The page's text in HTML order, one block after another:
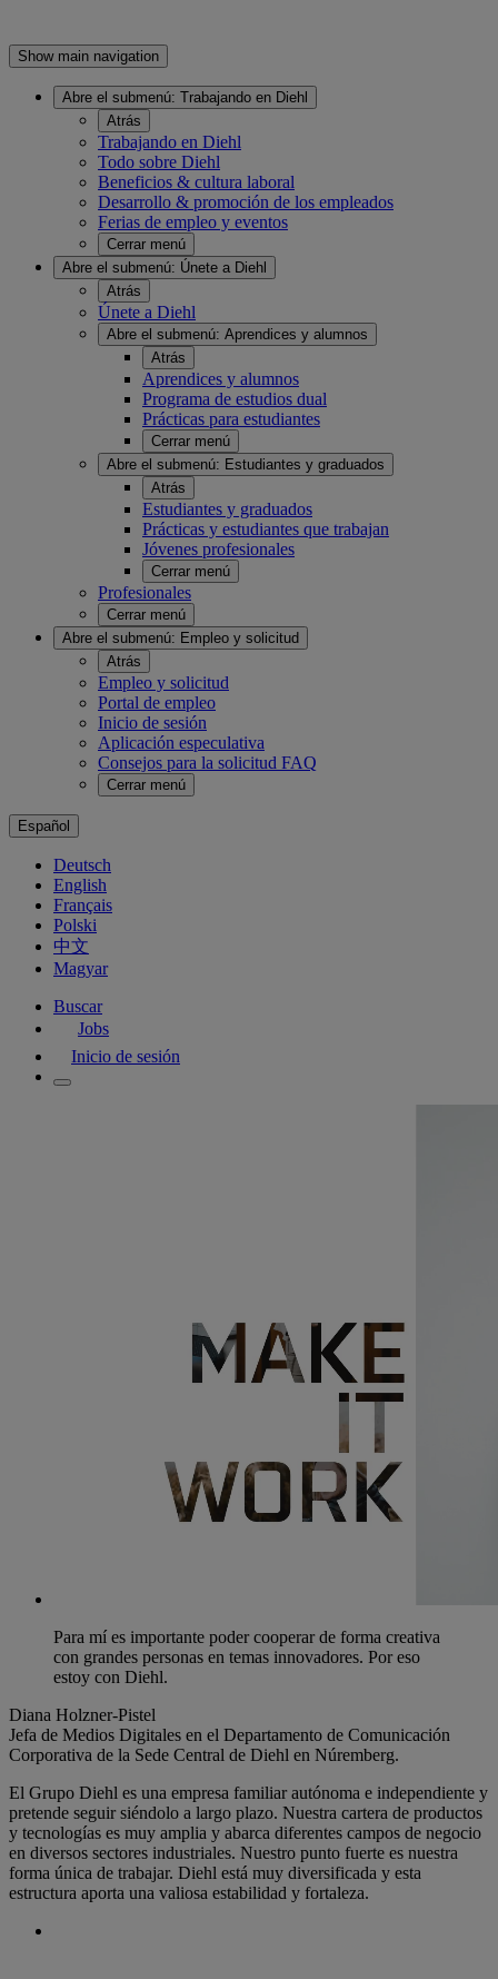
Show main navigation
Abre el submenú: Trabajando en Diehl
Atrás
Trabajando en Diehl
Todo sobre Diehl
Beneficios & cultura laboral
Desarrollo & promoción de los empleados
Ferias de empleo y eventos
Cerrar menú
Abre el submenú: Únete a Diehl
Atrás
Únete a Diehl
Abre el submenú: Aprendices y alumnos
Atrás
Aprendices y alumnos
Programa de estudios dual
Prácticas para estudiantes
Cerrar menú
Abre el submenú: Estudiantes y graduados
Atrás
Estudiantes y graduados
Prácticas y estudiantes que trabajan
Jóvenes profesionales
Cerrar menú
Profesionales
Cerrar menú
Abre el submenú: Empleo y solicitud
Atrás
Empleo y solicitud
Portal de empleo
Inicio de sesión
Aplicación especulativa
Consejos para la solicitud FAQ
Cerrar menú
Español
Deutsch
English
Français
Polski
中文
Magyar
Buscar
Jobs
Inicio de sesión
Para mí es importante poder cooperar de forma creativa
con grandes personas en temas innovadores. Por eso
estoy con Diehl.
Diana Holzner-Pistel
Jefa de Medios Digitales en el Departamento de Comunicación
Corporativa de la Sede Central de Diehl en Núremberg.
El Grupo Diehl es una empresa familiar autónoma e independiente y
pretende seguir siéndolo a largo plazo. Nuestra cartera de productos
y tecnologías es muy amplia y abarca diferentes campos de negocio
en diversos sectores industriales. Nuestro punto fuerte es nuestra
forma única de trabajar. Diehl está muy diversificada y esta
estructura aporta una valiosa estabilidad y fortaleza.